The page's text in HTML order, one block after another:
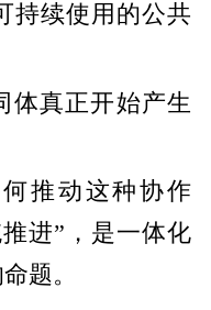
持续使用的公共
体真正开始产生
推动这种协作
进”，是一体化
题。